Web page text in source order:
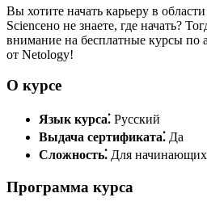
Вы хотите начать карьеру в
Scienceно не знаете, где начать?​
внимание на бесплатные курсы по
от Netology!
О курсе
Язык курса⁚ Русский
Выдача сертификата⁚ Да
Сложность⁚ Для начинающих
Программа курса